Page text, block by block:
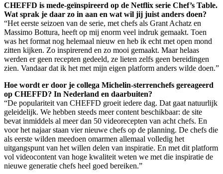
CHEFFD is mede-geïnspireerd op de Netflix serie Chef’s Table.
Wat sprak je daar zo in aan en wat wil jij juist anders doen?
“Het eerste seizoen van de serie, met chefs als Grant Achatz en
Massimo Bottura, heeft op mij enorm veel indruk gemaakt. Toen
was het format nog helemaal nieuw en heb ik echt met open mond
zitten kijken. Zo inspirerend en zo mooi gemaakt. Maar helaas
werden er geen recepten gedeeld, ze lieten zelfs geen bereidingen
zien. Vandaar dat ik het met mijn eigen platform anders wilde doen.”
Hoe wordt er door je collega Michelin-sterrenchefs gereageerd
op CHEFFD? In Nederland en daarbuiten?
“De populariteit van CHEFFD groeit iedere dag. Dat gaat natuurlijk
geleidelijk. We hebben steeds meer content beschikbaar: de site
bevat inmiddels al meer dan 50 videorecepten van acht chefs. En
voor het najaar staan vier nieuwe chefs op de planning. De chefs die
als eerste wilden meedoen omarmen allemaal volledig het
uitgangspunt van het willen delen van inspiratie. En met dit platform
vol videocontent van hoge kwaliteit weten we met die inspiratie de
nieuwe generatie chefs heel goed bereiken.”